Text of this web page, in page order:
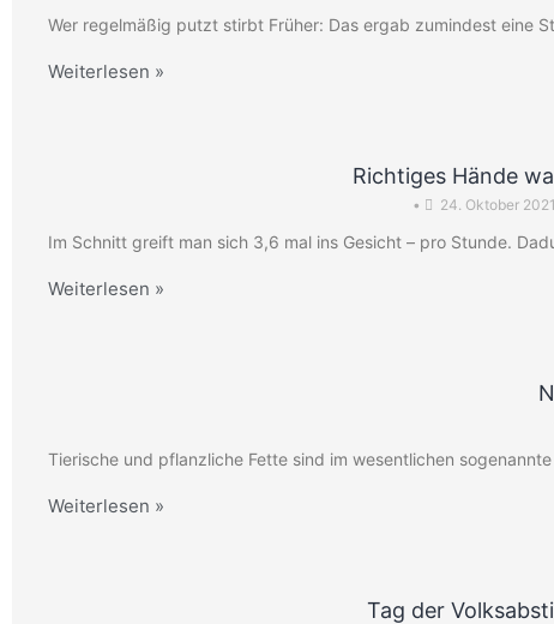
Wer regelmäßig putzt stirbt Früher: Das ergab zumindest eine
Weiterlesen »
Richtiges Hände
• 24. Oktober 2021
Im Schnitt greift man sich 3,6 mal ins Gesicht – pro Stunde.
Weiterlesen »
Tierische und pflanzliche Fette sind im wesentlichen
Weiterlesen »
Tag der